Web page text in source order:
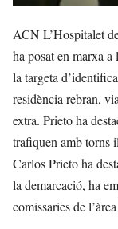
ACN L’Hospitalet
ha posat en marxa
la targeta
residència rebran,
extra. Prieto ha
trafiquen amb torns
Carlos Prieto ha
la demarcació, ha
comissaries de